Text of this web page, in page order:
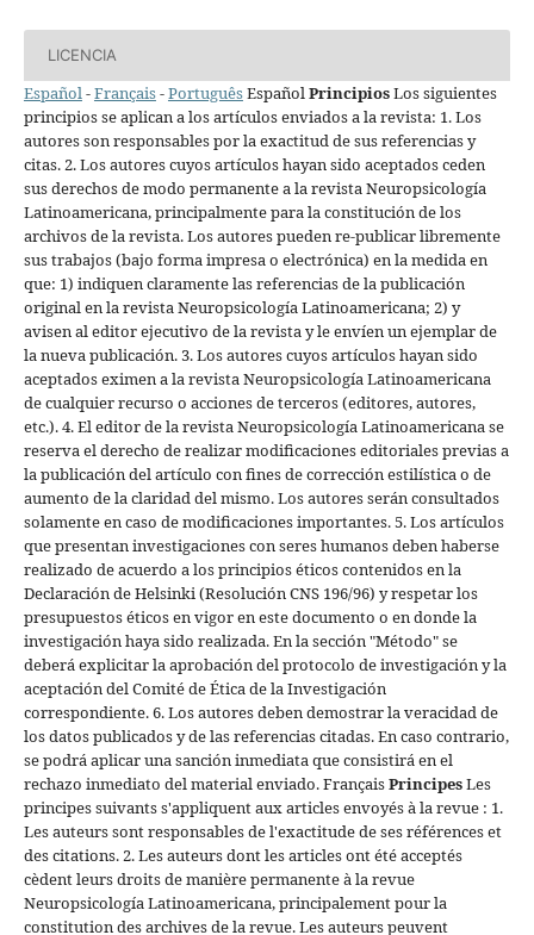
LICENCIA
Español-Français-PortuguêsEspañolPrincipiosLos siguientes
principios se aplican a los artículos enviados a la revista: 1. Los
autores son responsables por la exactitud de sus referencias y
citas. 2. Los autores cuyos artículos hayan sido aceptados ceden
sus derechos de modo permanente a la revista Neuropsicología
Latinoamericana, principalmente para la constitución de los
archivos de la revista. Los autores pueden re-publicar libremente
sus trabajos (bajo forma impresa o electrónica) en la medida en
que: 1) indiquen claramente las referencias de la publicación
original en la revista Neuropsicología Latinoamericana; 2) y
avisen al editor ejecutivo de la revista y le envíen un ejemplar de
la nueva publicación. 3. Los autores cuyos artículos hayan sido
aceptados eximen a la revista Neuropsicología Latinoamericana
de cualquier recurso o acciones de terceros (editores, autores,
etc.). 4. El editor de la revista Neuropsicología Latinoamericana se
reserva el derecho de realizar modificaciones editoriales previas a
la publicación del artículo con fines de corrección estilística o de
aumento de la claridad del mismo. Los autores serán consultados
solamente en caso de modificaciones importantes. 5. Los artículos
que presentan investigaciones con seres humanos deben haberse
realizado de acuerdo a los principios éticos contenidos en la
Declaración de Helsinki (Resolución CNS 196/96) y respetar los
presupuestos éticos en vigor en este documento o en donde la
investigación haya sido realizada. En la sección "Método" se
deberá explicitar la aprobación del protocolo de investigación y la
aceptación del Comité de Ética de la Investigación
correspondiente. 6. Los autores deben demostrar la veracidad de
los datos publicados y de las referencias citadas. En caso contrario,
se podrá aplicar una sanción inmediata que consistirá en el
rechazo inmediato del material enviado.FrançaisPrincipesLes
principes suivants s'appliquent aux articles envoyés à la revue : 1.
Les auteurs sont responsables de l'exactitude de ses références et
des citations. 2. Les auteurs dont les articles ont été acceptés
cèdent leurs droits de manière permanente à la revue
Neuropsicología Latinoamericana, principalement pour la
constitution des archives de la revue. Les auteurs peuvent